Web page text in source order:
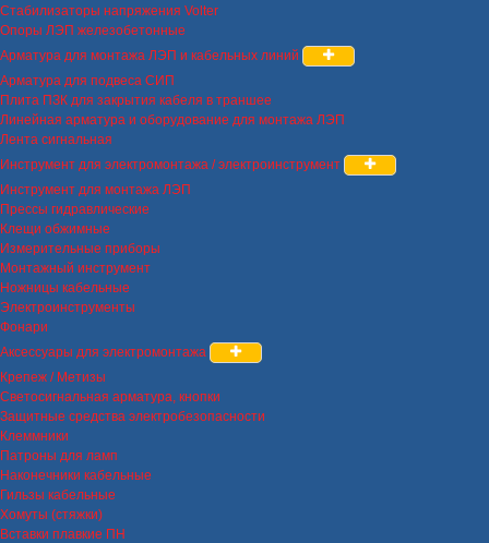
Стабилизаторы напряжения Volter
Опоры ЛЭП железобетонные
Арматура для монтажа ЛЭП и кабельных линий
Арматура для подвеса СИП
Плита ПЗК для закрытия кабеля в траншее
Линейная арматура и оборудование для монтажа ЛЭП
Лента сигнальная
Инструмент для электромонтажа / электроинструмент
Инструмент для монтажа ЛЭП
Прессы гидравлические
Клещи обжимные
Измерительные приборы
Монтажный инструмент
Ножницы кабельные
Электроинструменты
Фонари
Аксессуары для электромонтажа
Крепеж / Метизы
Светосигнальная арматура, кнопки
Защитные средства электробезопасности
Клеммники
Патроны для ламп
Наконечники кабельные
Гильзы кабельные
Хомуты (стяжки)
Вставки плавкие ПН